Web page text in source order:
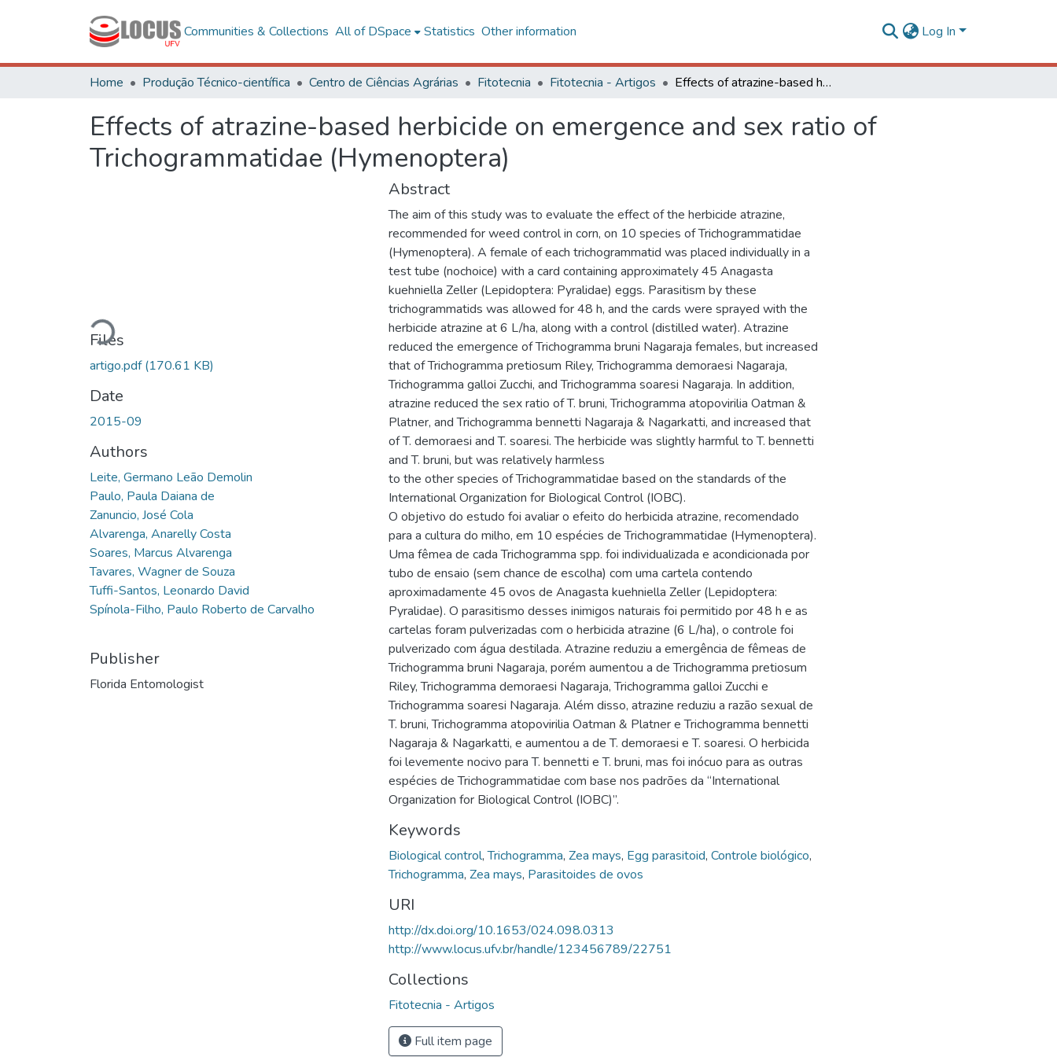
Communities & Collections All of DSpace Statistics Other information Log In
Home Produção Técnico-científica Centro de Ciências Agrárias Fitotecnia Fitotecnia - Artigos Effects of atrazine-based herbicide on emergence and sex ratio of Trichogrammatidae (Hymenoptera)
Effects of atrazine-based herbicide on emergence and sex ratio of
Trichogrammatidae (Hymenoptera)
Loading...
Files
artigo.pdf(170.61 KB)
Date
2015-09
Authors
Leite, Germano Leão Demolin
Paulo, Paula Daiana de
Zanuncio, José Cola
Alvarenga, Anarelly Costa
Soares, Marcus Alvarenga
Tavares, Wagner de Souza
Tuffi-Santos, Leonardo David
Spínola-Filho, Paulo Roberto de Carvalho
Publisher
Florida Entomologist
Abstract
The aim of this study was to evaluate the effect of the herbicide atrazine,
recommended for weed control in corn, on 10 species of Trichogrammatidae
(Hymenoptera). A female of each trichogrammatid was placed individually in a
test tube (nochoice) with a card containing approximately 45 Anagasta
kuehniella Zeller (Lepidoptera: Pyralidae) eggs. Parasitism by these
trichogrammatids was allowed for 48 h, and the cards were sprayed with the
herbicide atrazine at 6 L/ha, along with a control (distilled water). Atrazine
reduced the emergence of Trichogramma bruni Nagaraja females, but increased
that of Trichogramma pretiosum Riley, Trichogramma demoraesi Nagaraja,
Trichogramma galloi Zucchi, and Trichogramma soaresi Nagaraja. In addition,
atrazine reduced the sex ratio of T. bruni, Trichogramma atopovirilia Oatman &
Platner, and Trichogramma bennetti Nagaraja & Nagarkatti, and increased that
of T. demoraesi and T. soaresi. The herbicide was slightly harmful to T. bennetti
and T. bruni, but was relatively harmless
to the other species of Trichogrammatidae based on the standards of the
International Organization for Biological Control (IOBC).
O objetivo do estudo foi avaliar o efeito do herbicida atrazine, recomendado
para a cultura do milho, em 10 espécies de Trichogrammatidae (Hymenoptera).
Uma fêmea de cada Trichogramma spp. foi individualizada e acondicionada por
tubo de ensaio (sem chance de escolha) com uma cartela contendo
aproximadamente 45 ovos de Anagasta kuehniella Zeller (Lepidoptera:
Pyralidae). O parasitismo desses inimigos naturais foi permitido por 48 h e as
cartelas foram pulverizadas com o herbicida atrazine (6 L/ha), o controle foi
pulverizado com água destilada. Atrazine reduziu a emergência de fêmeas de
Trichogramma bruni Nagaraja, porém aumentou a de Trichogramma pretiosum
Riley, Trichogramma demoraesi Nagaraja, Trichogramma galloi Zucchi e
Trichogramma soaresi Nagaraja. Além disso, atrazine reduziu a razão sexual de
T. bruni, Trichogramma atopovirilia Oatman & Platner e Trichogramma bennetti
Nagaraja & Nagarkatti, e aumentou a de T. demoraesi e T. soaresi. O herbicida
foi levemente nocivo para T. bennetti e T. bruni, mas foi inócuo para as outras
espécies de Trichogrammatidae com base nos padrões da “International
Organization for Biological Control (IOBC)”.
Keywords
Biological control,Trichogramma, Zea mays, Egg parasitoid, Controle biológico,
Trichogramma, Zea mays, Parasitoides de ovos
URI
http://dx.doi.org/10.1653/024.098.0313
http://www.locus.ufv.br/handle/123456789/22751
Collections
Fitotecnia - Artigos
Full item page